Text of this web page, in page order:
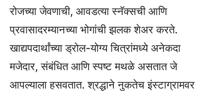
रोजच्या जेवणाची, आवडत्या स्नॅक्सची आणि
प्रवासादरम्यानच्या भोगांची झलक शेअर करते.
खाद्यपदार्थांच्या ड्रोल-योग्य चित्रांमध्ये अनेकदा
मजेदार, संबंधित आणि स्पष्ट मथळे असतात जे
आपल्याला हसवतात. श्रद्धाने नुकतेच इंस्टाग्रामवर